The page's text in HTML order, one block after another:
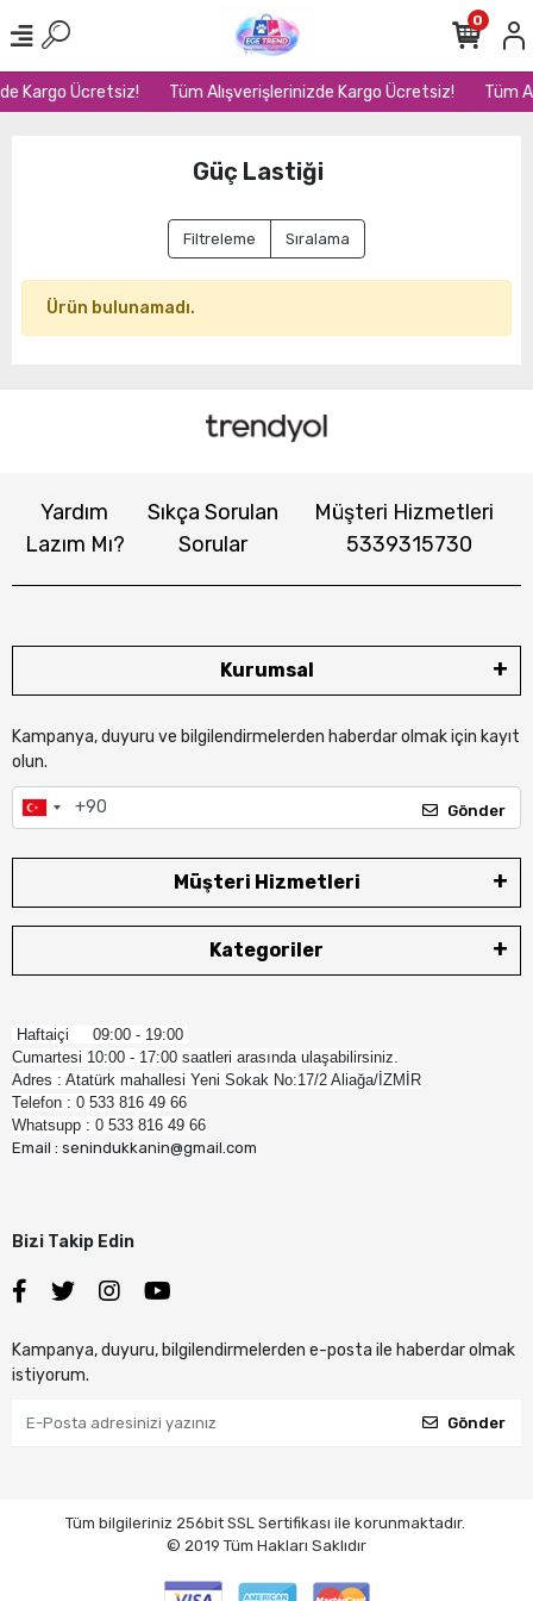
Kargo Ücretsiz! Tüm Alışverişlerinizde Kargo Ücretsiz! Tüm
0
Güç Lastiği
Filtreleme Sıralama
Ürün bulunamadı.
Yardım
Lazım Mı?
Sıkça Sorulan
Sorular
Müşteri Hizmetleri
5339315730
Kurumsal
Kampanya, duyuru ve bilgilendirmelerden haberdar olmak için kayıt
olun.
Gönder
Müşteri Hizmetleri
Kategoriler
Haftaiçi 09:00 - 19:00
Cumartesi 10:00 - 17:00 saatleri arasında ulaşabilirsiniz.
Adres : Atatürk mahallesi Yeni Sokak No:17/2 Aliağa/İZMİR
Telefon : 0 533 816 49 66
Whatsupp : 0 533 816 49 66
Email : senindukkanin@gmail.com
Bizi Takip Edin
Kampanya, duyuru, bilgilendirmelerden e-posta ile haberdar olmak
istiyorum.
Gönder
Tüm bilgileriniz 256bit SSL Sertifikası ile korunmaktadır.
© 2019 Tüm Hakları Saklıdır